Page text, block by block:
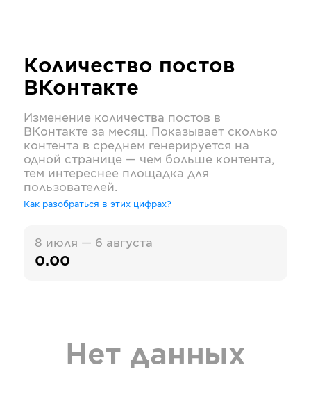
Количество постов
ВКонтакте
Изменение количества постов в
ВКонтакте за месяц. Показывает сколько
контента в среднем генерируется на
одной странице — чем больше контента,
тем интереснее площадка для
пользователей.
Как разобраться в этих цифрах?
8 июля — 6 августа
0.00
Нет данных